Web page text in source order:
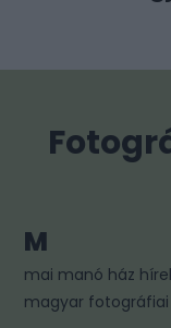
M
mai manó ház
magyar